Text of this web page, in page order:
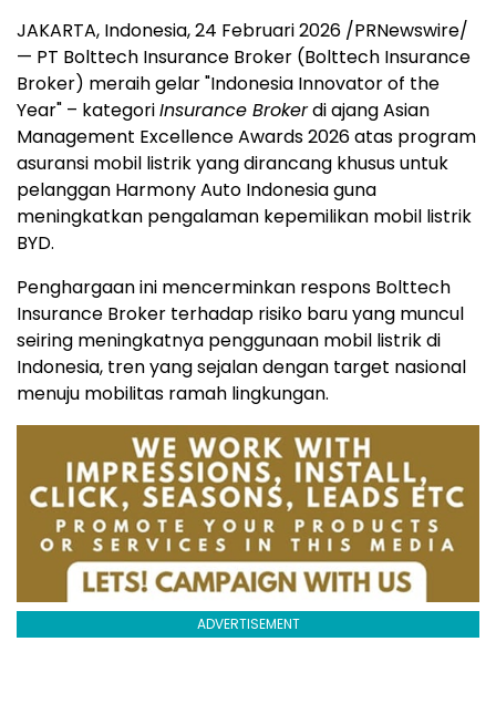
JAKARTA, Indonesia, 24 Februari 2026 /PRNewswire/
— PT Bolttech Insurance Broker (Bolttech Insurance
Broker) meraih gelar "Indonesia Innovator of the
Year" – kategoriInsurance Brokerdi ajang Asian
Management Excellence Awards 2026 atas program
asuransi mobil listrik yang dirancang khusus untuk
pelanggan Harmony Auto Indonesia guna
meningkatkan pengalaman kepemilikan mobil listrik
BYD.
Penghargaan ini mencerminkan respons Bolttech
Insurance Broker terhadap risiko baru yang muncul
seiring meningkatnya penggunaan mobil listrik di
Indonesia, tren yang sejalan dengan target nasional
menuju mobilitas ramah lingkungan.
ADVERTISEMENT